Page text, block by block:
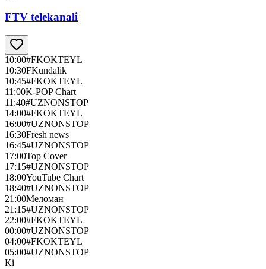
FTV telekanali
10:00#FKOKTEYL
10:30FKundalik
10:45#FKOKTEYL
11:00K-POP Chart
11:40#UZNONSTOP
14:00#FKOKTEYL
16:00#UZNONSTOP
16:30Fresh news
16:45#UZNONSTOP
17:00Top Cover
17:15#UZNONSTOP
18:00YouTube Chart
18:40#UZNONSTOP
21:00Меломан
21:15#UZNONSTOP
22:00#FKOKTEYL
00:00#UZNONSTOP
04:00#FKOKTEYL
05:00#UZNONSTOP
Ki